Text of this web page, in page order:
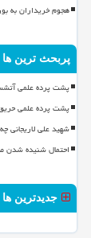
هجوم خریداران به
پربحث ترین ها
پشت پرده علمی
پشت پرده علمی
شهید علی لاریجانی
احتمال شنیده شدن
جدیدترین ها